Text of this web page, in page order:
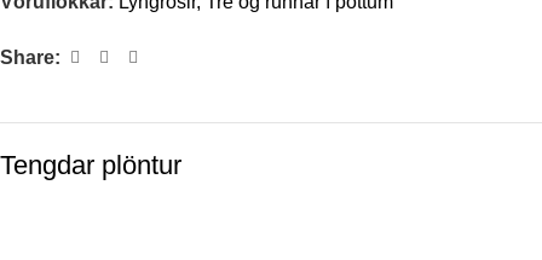
Share:
Tengdar plöntur